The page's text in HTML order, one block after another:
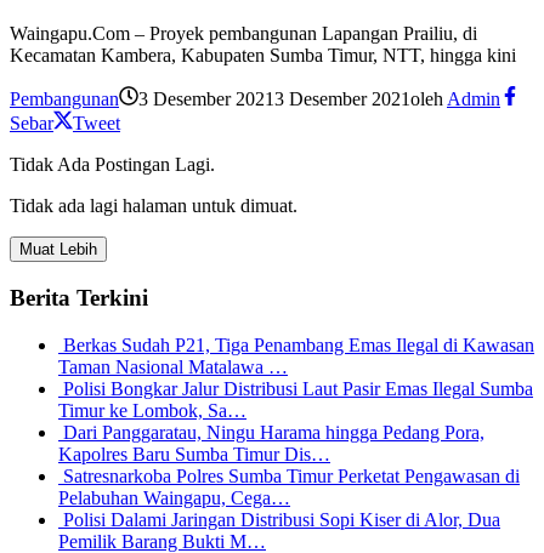
Waingapu.Com – Proyek pembangunan Lapangan Prailiu, di
Kecamatan Kambera, Kabupaten Sumba Timur, NTT, hingga kini
Pembangunan 3 Desember 20213 Desember 2021oleh Admin
Sebar
Tweet
Tidak Ada Postingan Lagi.
Tidak ada lagi halaman untuk dimuat.
Muat Lebih
Berita Terkini
Berkas Sudah P21, Tiga Penambang Emas Ilegal di Kawasan
Taman Nasional Matalawa …
Polisi Bongkar Jalur Distribusi Laut Pasir Emas Ilegal Sumba
Timur ke Lombok, Sa…
Dari Panggaratau, Ningu Harama hingga Pedang Pora,
Kapolres Baru Sumba Timur Dis…
Satresnarkoba Polres Sumba Timur Perketat Pengawasan di
Pelabuhan Waingapu, Cega…
Polisi Dalami Jaringan Distribusi Sopi Kiser di Alor, Dua
Pemilik Barang Bukti M…